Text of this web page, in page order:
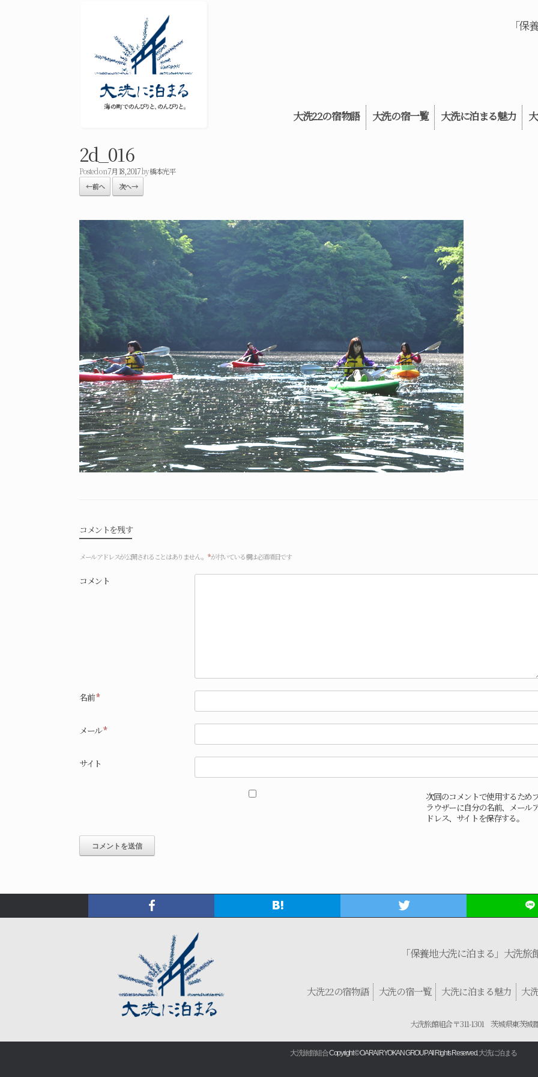
大洗22の宿物語 大洗の宿一覧 大洗に泊まる魅力
「
2d_016
Posted on7月 18, 2017by橋本光平
← 前へ 次へ →
コメントを残す
メールアドレスが公開されることはありません。 *が付いている欄は必須項目です
コメント
名前*
メール*
サイト
次回のコメントで使用するため
ラウザーに自分の名前、メール
ドレス、サイトを保存する。
「保養地大洗に泊まる」大洗旅
大洗22の宿物語 大洗の宿一覧 大洗に泊まる魅力 大
大洗旅館組合 〒311-1301 茨城県東茨城
大洗旅館組合Copyright © OARAI RYOKAN GROUP All Rights Reserved. 大洗に泊まる